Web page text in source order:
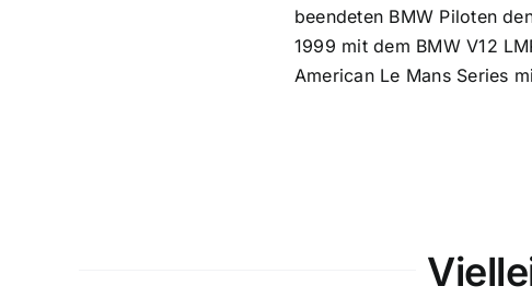
beendeten BMW Piloten
1999 mit dem BMW V12
American Le Mans Series